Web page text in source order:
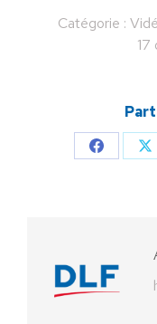
Catégorie :
17
Partager